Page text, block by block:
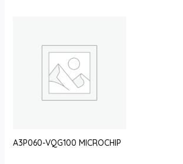
A3P060-VQG100 MICROCHIP